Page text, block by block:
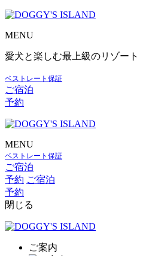
MENU
愛犬と楽しむ最上級のリゾート
ベストレート保証
ご宿泊
予約
MENU
ベストレート保証
ご宿泊
予約 ご宿泊
予約
閉じる
ご案内